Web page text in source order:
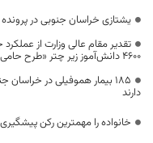
یشتازی خراسان جنوبی در
تقدیر مقام عالی وزارت از
۴۶۰۰ دانش‌آموز زیر چتر «طرح حامی»
۱۸۵ بیمار هموفیلی در
دارند
خانواده را مهمترین رکن